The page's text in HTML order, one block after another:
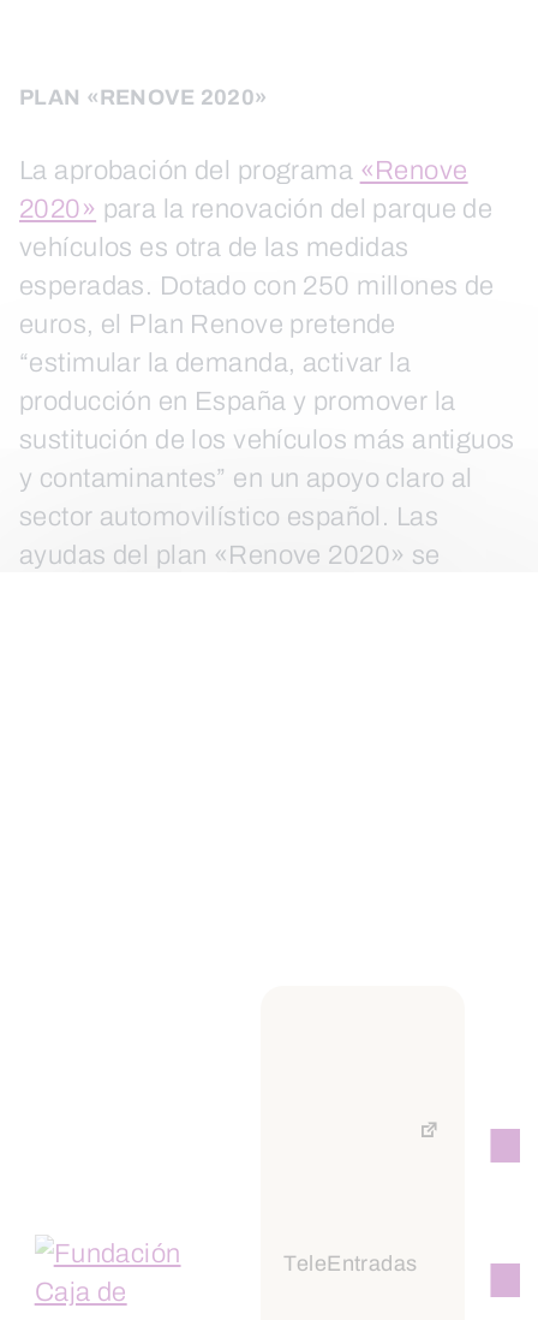
TeleEntradas
PLAN «RENOVE 2020»
La aprobación del programa «Renove
2020» para la renovación del parque de
vehículos es otra de las medidas
esperadas. Dotado con 250 millones de
euros, el Plan Renove pretende
“estimular la demanda, activar la
producción en España y promover la
sustitución de los vehículos más antiguos
y contaminantes” en un apoyo claro al
sector automovilístico español. Las
ayudas del plan «Renove 2020» se
de reforzar la solvencia de las empresas
para afrontar la recuperación económica
este derecho, únicamente en el supuesto
de separación por falta de dividendos, tal